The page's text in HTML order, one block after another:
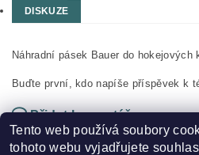
DISKUZE
Náhradní pásek Bauer do hokejových
Buďte první, kdo napíše příspěvek k
Přidat komentář
Tento web používá soubory
tohoto webu vyjadřujete